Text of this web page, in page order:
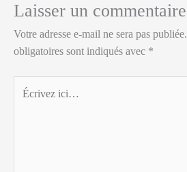
Laisser un commentaire
Votre adresse e-mail ne sera pas publiée.
obligatoires sont indiqués avec *
ici…